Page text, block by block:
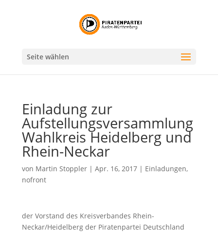
Seite wählen
Einladung zur
Aufstellungsversammlung
Wahlkreis Heidelberg und
Rhein-Neckar
von Martin Stoppler| Apr. 16, 2017| Einladungen,
nofront
der Vorstand des Kreisverbandes Rhein-
Neckar/Heidelberg der Piratenpartei Deutschland